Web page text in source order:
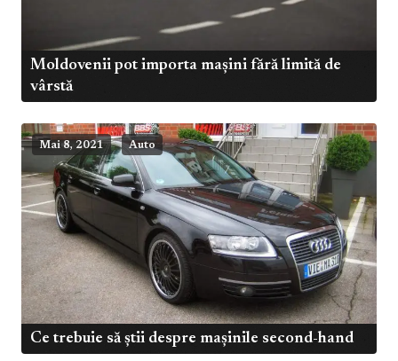
Moldovenii pot importa mașini fără limită de
vârstă
Mai 8, 2021 Auto
Ce trebuie să știi despre mașinile second-hand